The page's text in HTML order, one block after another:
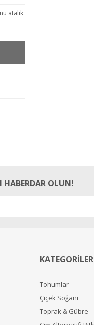
atalık
HABERDAR OLUN!
KATEGORİLER
Tohumlar
Çiçek Soğanı
Toprak & Gübre